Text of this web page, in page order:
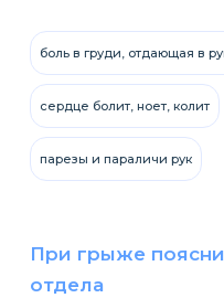
боль в груди, отдающая в
сердце болит, ноет, колит
парезы и параличи рук
При грыже
отдела